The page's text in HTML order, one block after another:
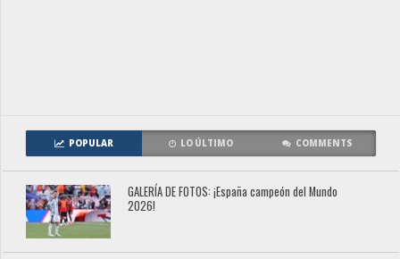
POPULAR LO ÚLTIMO COMMENTS
GALERÍA DE FOTOS: ¡España campeón del Mundo
2026!